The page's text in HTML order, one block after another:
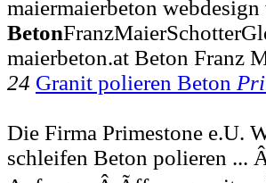
maiermaierbeton
Beton
maierbeton.at Beton Franz
24 Granit polieren Beton
Die Firma Primestone e.U.
schleifen Beton polieren ...